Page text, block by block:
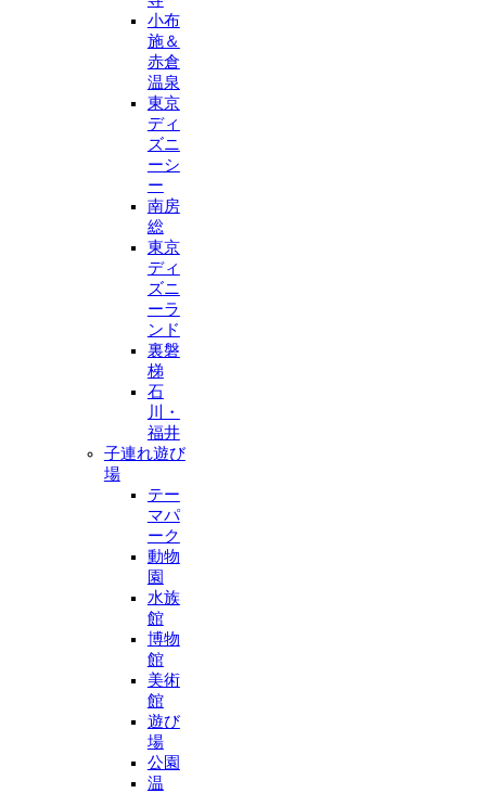
小布
施＆
赤倉
温泉
東京
ディ
ズニ
ーシ
ー
南房
総
東京
ディ
ズニ
ーラ
ンド
裏磐
梯
石
川・
福井
子連れ遊び
場
テー
マパ
ーク
動物
園
水族
館
博物
館
美術
館
遊び
場
公園
温